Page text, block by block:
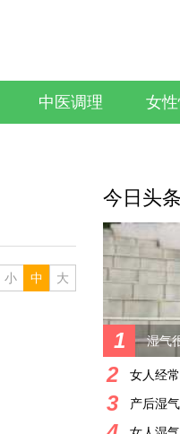
中医调理 女
小 中 大
今日头条
1
2 女人经
3 产后湿